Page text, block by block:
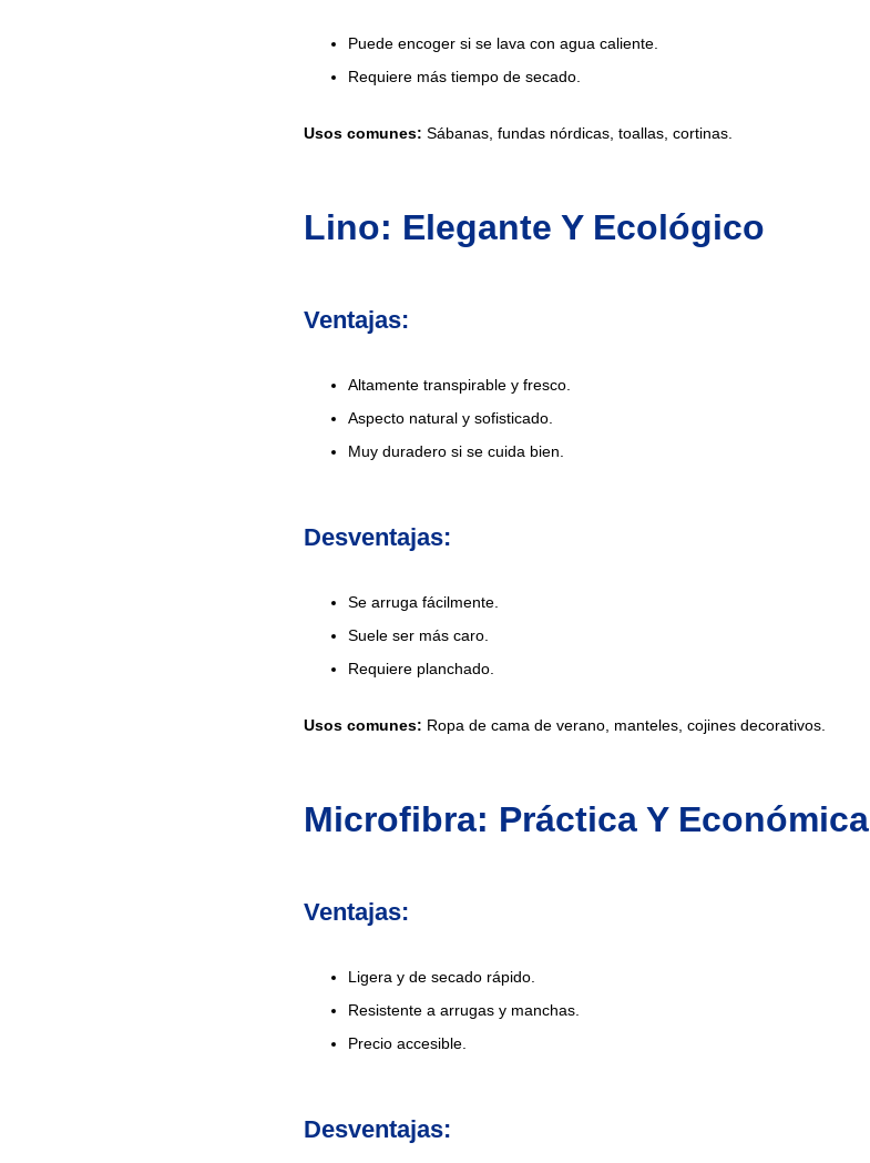
Puede encoger si se lava con agua caliente.
Requiere más tiempo de secado.
Usos comunes: Sábanas, fundas nórdicas, toallas, cortinas.
Lino: Elegante Y Ecológico
Ventajas:
Altamente transpirable y fresco.
Aspecto natural y sofisticado.
Muy duradero si se cuida bien.
Desventajas:
Se arruga fácilmente.
Suele ser más caro.
Requiere planchado.
Usos comunes: Ropa de cama de verano, manteles, cojines decorativos.
Microfibra: Práctica Y Económica
Ventajas:
Ligera y de secado rápido.
Resistente a arrugas y manchas.
Precio accesible.
Desventajas: